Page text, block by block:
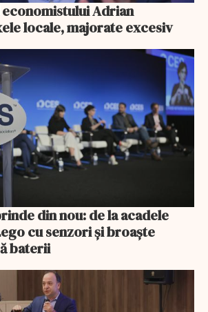
Adrian
locale, majorate excesiv
din nou: de la acadele
cu senzori și broaște
baterii